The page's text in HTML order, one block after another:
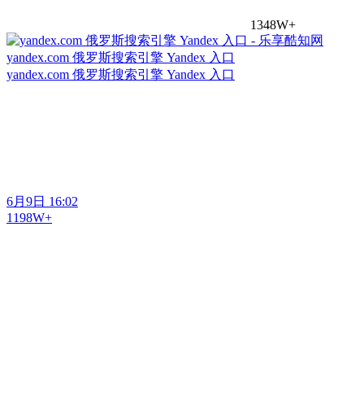
1348W+
yandex.com 俄罗斯搜索引擎 Yandex 入口
yandex.com 俄罗斯搜索引擎 Yandex 入口
6月9日 16:02
1198W+